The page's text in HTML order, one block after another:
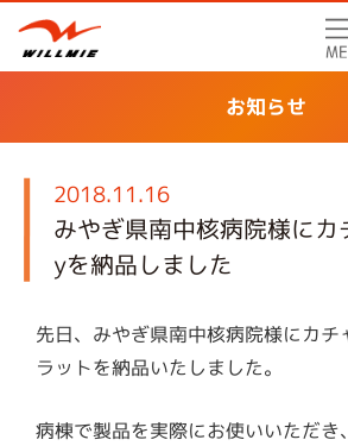
お知らせ
2018.11.16
みやぎ県南中核病院様に
yを納品しました
先日、みやぎ県南中核病院様にカチ
ラットを納品いたしました。
病棟で製品を実際にお使いいただき